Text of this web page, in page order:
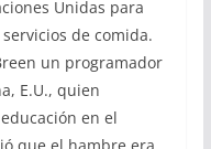
Unidas para
de comida.
un programador
E.U., quien
en el